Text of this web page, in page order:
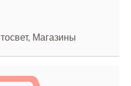
Магазины